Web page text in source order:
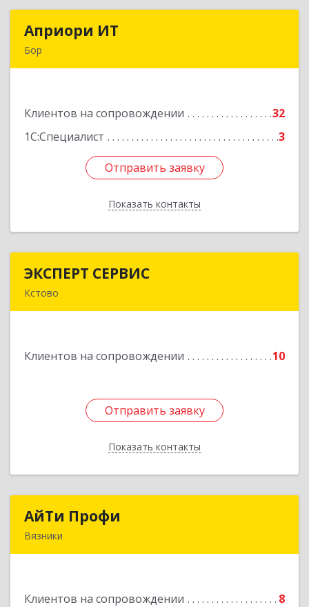
Априори ИТ
Бор
Клиентов на сопровождении
32
1С:Специалист
3
Отправить заявку
Показать контакты
Подробнее
Отправить заявку
Назад
ЭКСПЕРТ СЕРВИС
Кстово
Клиентов на сопровождении 10
Отправить заявку
Показать контакты
Отправить заявку
Назад
АйТи Профи
Вязники
Клиентов на сопровождении 8